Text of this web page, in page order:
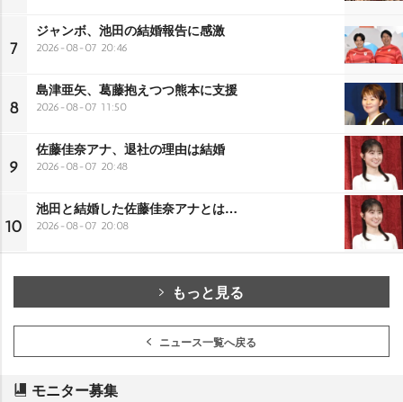
7
ジャンボ、池田の結婚報告に感激
2026-08-07 20:46
8
島津亜矢、葛藤抱えつつ熊本に支援
2026-08-07 11:50
9
佐藤佳奈アナ、退社の理由は結婚
2026-08-07 20:48
10
池田と結婚した佐藤佳奈アナとは…
2026-08-07 20:08
もっと見る
ニュース一覧へ戻る
モニター募集